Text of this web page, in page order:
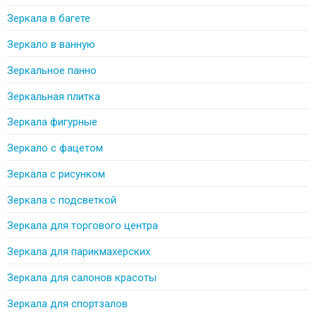
Зеркала в багете
Зеркало в ванную
Зеркальное панно
Зеркальная плитка
Зеркала фигурные
Зеркало с фацетом
Зеркала с рисунком
Зеркала с подсветкой
Зеркала для торгового центра
Зеркала для парикмахерских
Зеркала для салонов красоты
Зеркала для спортзалов